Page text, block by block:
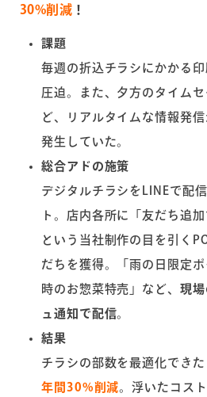
30%削減 ！
課題
毎週の折込チラシにかかる
圧迫。また、夕方のタイム
ど、リアルタイムな情報発
発生していた。
総合アドの施策
デジタルチラシをLINEで配
ト。店内各所に「友だち追
という当社制作の目を引く
だちを獲得。「雨の日限定
時のお惣菜特売」など、 現
ュ通知で配信。
結果
チラシの部数を最適化できた
年間30%削減。浮いたコス